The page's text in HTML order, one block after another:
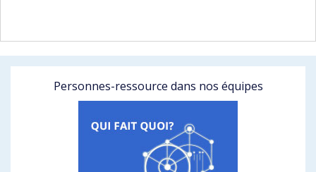
Personnes-ressource dans nos équipes